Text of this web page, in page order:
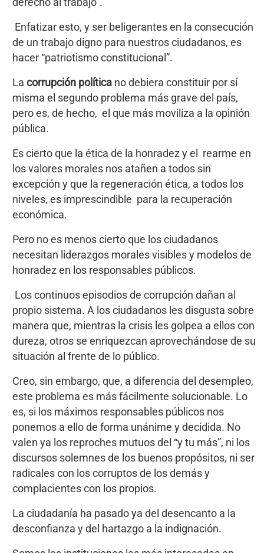
derecho al trabajo”.
Enfatizar esto, y ser beligerantes en la consecución
de un trabajo digno para nuestros ciudadanos, es
hacer “patriotismo constitucional”.
La corrupción políticano debiera constituir por sí
misma el segundo problema más grave del país,
pero es, de hecho, el que más moviliza a la opinión
pública.
Es cierto que la ética de la honradez y el rearme en
los valores morales nos atañen a todos sin
excepción y que la regeneración ética, a todos los
niveles, es imprescindible para la recuperación
económica.
Pero no es menos cierto que los ciudadanos
necesitan liderazgos morales visibles y modelos de
honradez en los responsables públicos.
Los continuos episodios de corrupción dañan al
propio sistema. A los ciudadanos les disgusta sobre
manera que, mientras la crisis les golpea a ellos con
dureza, otros se enriquezcan aprovechándose de su
situación al frente de lo público.
Creo, sin embargo, que, a diferencia del desempleo,
este problema es más fácilmente solucionable. Lo
es, si los máximos responsables públicos nos
ponemos a ello de forma unánime y decidida. No
valen ya los reproches mutuos del “y tu más”, ni los
discursos solemnes de los buenos propósitos, ni ser
radicales con los corruptos de los demás y
complacientes con los propios.
La ciudadanía ha pasado ya del desencanto a la
desconfianza y del hartazgo a la indignación.